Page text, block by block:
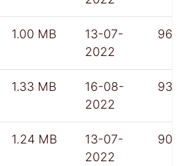
1.00 MB
13-07-
2022
962
1.33 MB
16-08-
2022
932
1.24 MB
13-07-
2022
909